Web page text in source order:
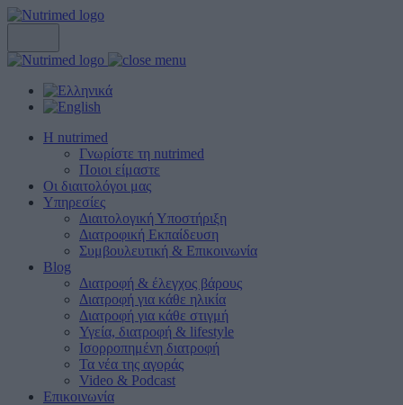
Η nutrimed
Γνωρίστε τη nutrimed
Ποιοι είμαστε
Οι διαιτολόγοι μας
Υπηρεσίες
Διαιτολογική Υποστήριξη
Διατροφική Εκπαίδευση
Συμβουλευτική & Επικοινωνία
Blog
Διατροφή & έλεγχος βάρους
Διατροφή για κάθε ηλικία
Διατροφή για κάθε στιγμή
Υγεία, διατροφή & lifestyle
Ισορροπημένη διατροφή
Τα νέα της αγοράς
Video & Podcast
Επικοινωνία